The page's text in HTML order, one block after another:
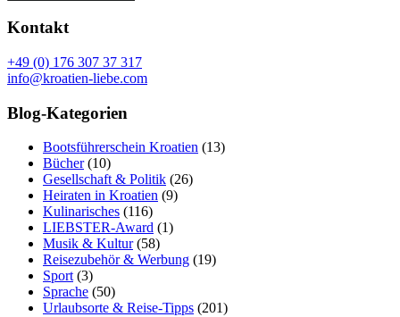
Kontakt
+49 (0) 176 307 37 317
info@kroatien-liebe.com
Blog-Kategorien
Bootsführerschein Kroatien (13)
Bücher(10)
Gesellschaft & Politik (26)
Heiraten in Kroatien (9)
Kulinarisches (116)
LIEBSTER-Award (1)
Musik & Kultur(58)
Reisezubehör & Werbung (19)
Sport (3)
Sprache (50)
Urlaubsorte & Reise-Tipps (201)